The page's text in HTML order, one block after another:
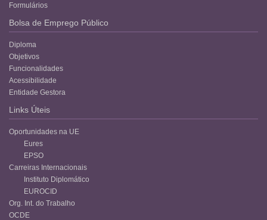
Formulários
Bolsa de Emprego Público
Diploma
Objetivos
Funcionalidades
Acessibilidade
Entidade Gestora
Links Úteis
Oportunidades na UE
Eures
EPSO
Carreiras Internacionais
Instituto Diplomático
EUROCID
Org. Int. do Trabalho
OCDE